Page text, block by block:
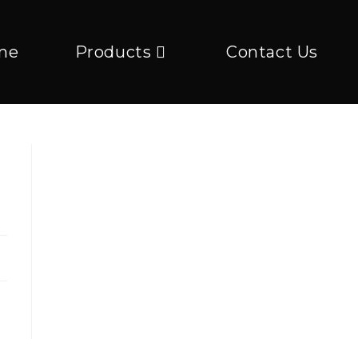
Products Contact Us